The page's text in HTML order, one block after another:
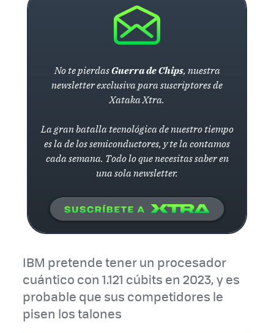
No te pierdasGuerra de Chips, nuestra
newsletter exclusiva para suscriptores de
Xataka Xtra.
La gran batalla tecnológica de nuestro tiempo
es la de los semiconductores, y te la contamos
cada semana. Todo lo que necesitas saber en
una sola newsletter.
IBM pretende tener un procesador
cuántico con 1.121 cúbits en 2023, y es
probable que sus competidores le
pisen los talones